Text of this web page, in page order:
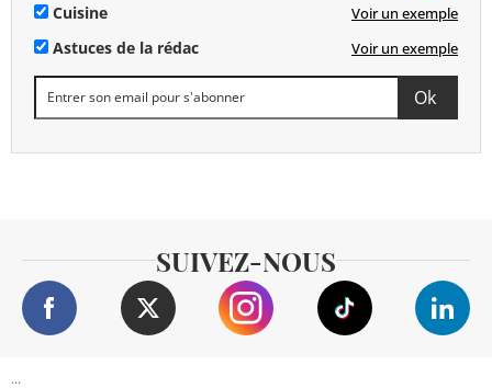
Cuisine Voir un exemple
Astuces de la rédac Voir un exemple
SUIVEZ-NOUS
...